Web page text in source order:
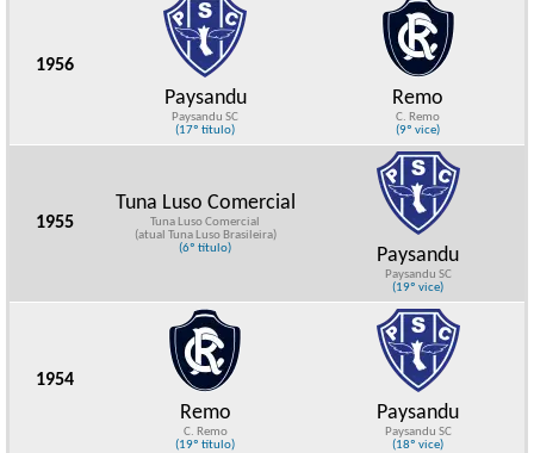
1956
Paysandu
Paysandu SC
(17º título)
Remo
C. Remo
(9º vice)
1955
Tuna Luso Comercial
Tuna Luso Comercial
(atual Tuna Luso Brasileira)
(6º título)
Paysandu
Paysandu SC
(19º vice)
1954
Remo
C. Remo
(19º título)
Paysandu
Paysandu SC
(18º vice)